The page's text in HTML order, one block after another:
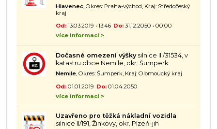
Hlavenec, Okres: Praha-východ, Kraj: Středočeský
kraj
Od:13.03.2019 • 13:46 Do: 31.12.2050 • 00:00
více informací >
Dočasné omezení výškysilnice III/31534, v
katastru obce Nemile, okr. Šumperk
Nemile, Okres: Šumperk, Kraj: Olomoucký kraj
Od:01.01.2019 Do: 01.04.2050
více informací >
Uzavřeno pro těžká nákladní vozidla
silnice II/191, Žinkovy, okr. Plzeň-jih